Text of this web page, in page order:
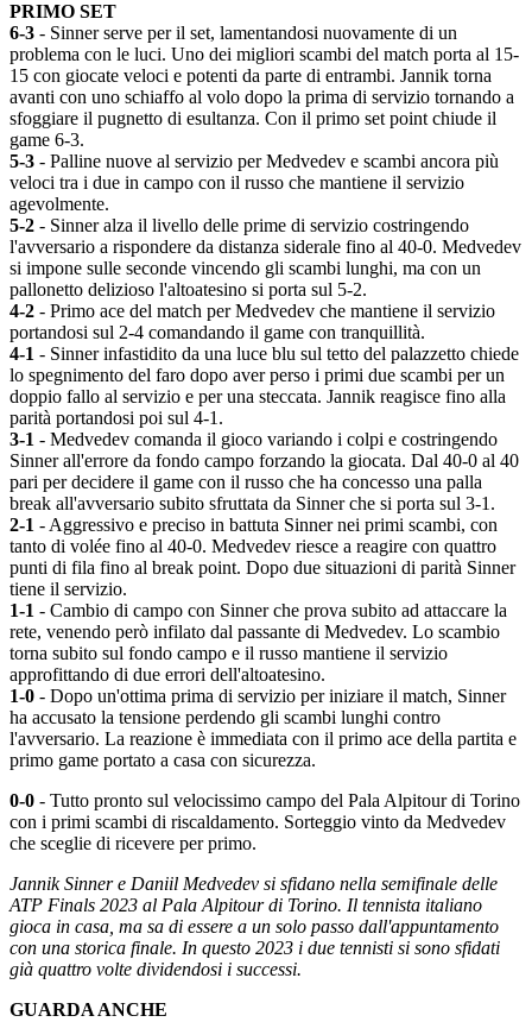
PRIMO SET
6-3 - Sinner serve per il set, lamentandosi nuovamente di un
problema con le luci. Uno dei migliori scambi del match porta al 15-
15 con giocate veloci e potenti da parte di entrambi. Jannik torna
avanti con uno schiaffo al volo dopo la prima di servizio tornando a
sfoggiare il pugnetto di esultanza. Con il primo set point chiude il
game 6-3.
5-3 - Palline nuove al servizio per Medvedev e scambi ancora più
veloci tra i due in campo con il russo che mantiene il servizio
agevolmente.
5-2 - Sinner alza il livello delle prime di servizio costringendo
l'avversario a rispondere da distanza siderale fino al 40-0. Medvedev
si impone sulle seconde vincendo gli scambi lunghi, ma con un
pallonetto delizioso l'altoatesino si porta sul 5-2.
4-2 - Primo ace del match per Medvedev che mantiene il servizio
portandosi sul 2-4 comandando il game con tranquillità.
4-1 - Sinner infastidito da una luce blu sul tetto del palazzetto chiede
lo spegnimento del faro dopo aver perso i primi due scambi per un
doppio fallo al servizio e per una steccata. Jannik reagisce fino alla
parità portandosi poi sul 4-1.
3-1 - Medvedev comanda il gioco variando i colpi e costringendo
Sinner all'errore da fondo campo forzando la giocata. Dal 40-0 al 40
pari per decidere il game con il russo che ha concesso una palla
break all'avversario subito sfruttata da Sinner che si porta sul 3-1.
2-1 - Aggressivo e preciso in battuta Sinner nei primi scambi, con
tanto di volée fino al 40-0. Medvedev riesce a reagire con quattro
punti di fila fino al break point. Dopo due situazioni di parità Sinner
tiene il servizio.
1-1 - Cambio di campo con Sinner che prova subito ad attaccare la
rete, venendo però infilato dal passante di Medvedev. Lo scambio
torna subito sul fondo campo e il russo mantiene il servizio
approfittando di due errori dell'altoatesino.
1-0 - Dopo un'ottima prima di servizio per iniziare il match, Sinner
ha accusato la tensione perdendo gli scambi lunghi contro
l'avversario. La reazione è immediata con il primo ace della partita e
primo game portato a casa con sicurezza.
0-0 - Tutto pronto sul velocissimo campo del Pala Alpitour di Torino
con i primi scambi di riscaldamento. Sorteggio vinto da Medvedev
che sceglie di ricevere per primo.
Jannik Sinner e Daniil Medvedev si sfidano nella semifinale delle
ATP Finals 2023 al Pala Alpitour di Torino. Il tennista italiano
gioca in casa, ma sa di essere a un solo passo dall'appuntamento
con una storica finale. In questo 2023 i due tennisti si sono sfidati
già quattro volte dividendosi i successi.
GUARDA ANCHE